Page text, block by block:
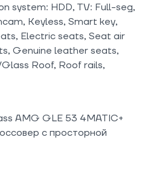
system: HDD, TV: Full-seg,
Keyless, Smart key,
Electric seats, Seat air
Genuine leather seats,
Roof, Roof rails,
AMG GLE 53 4MATIC+
с просторной